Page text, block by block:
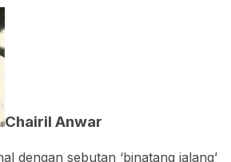
Chairil Anwar
dengan sebutan ‘binatang jalang’